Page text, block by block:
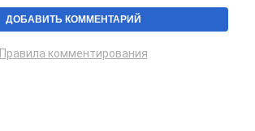
Правила комментирования